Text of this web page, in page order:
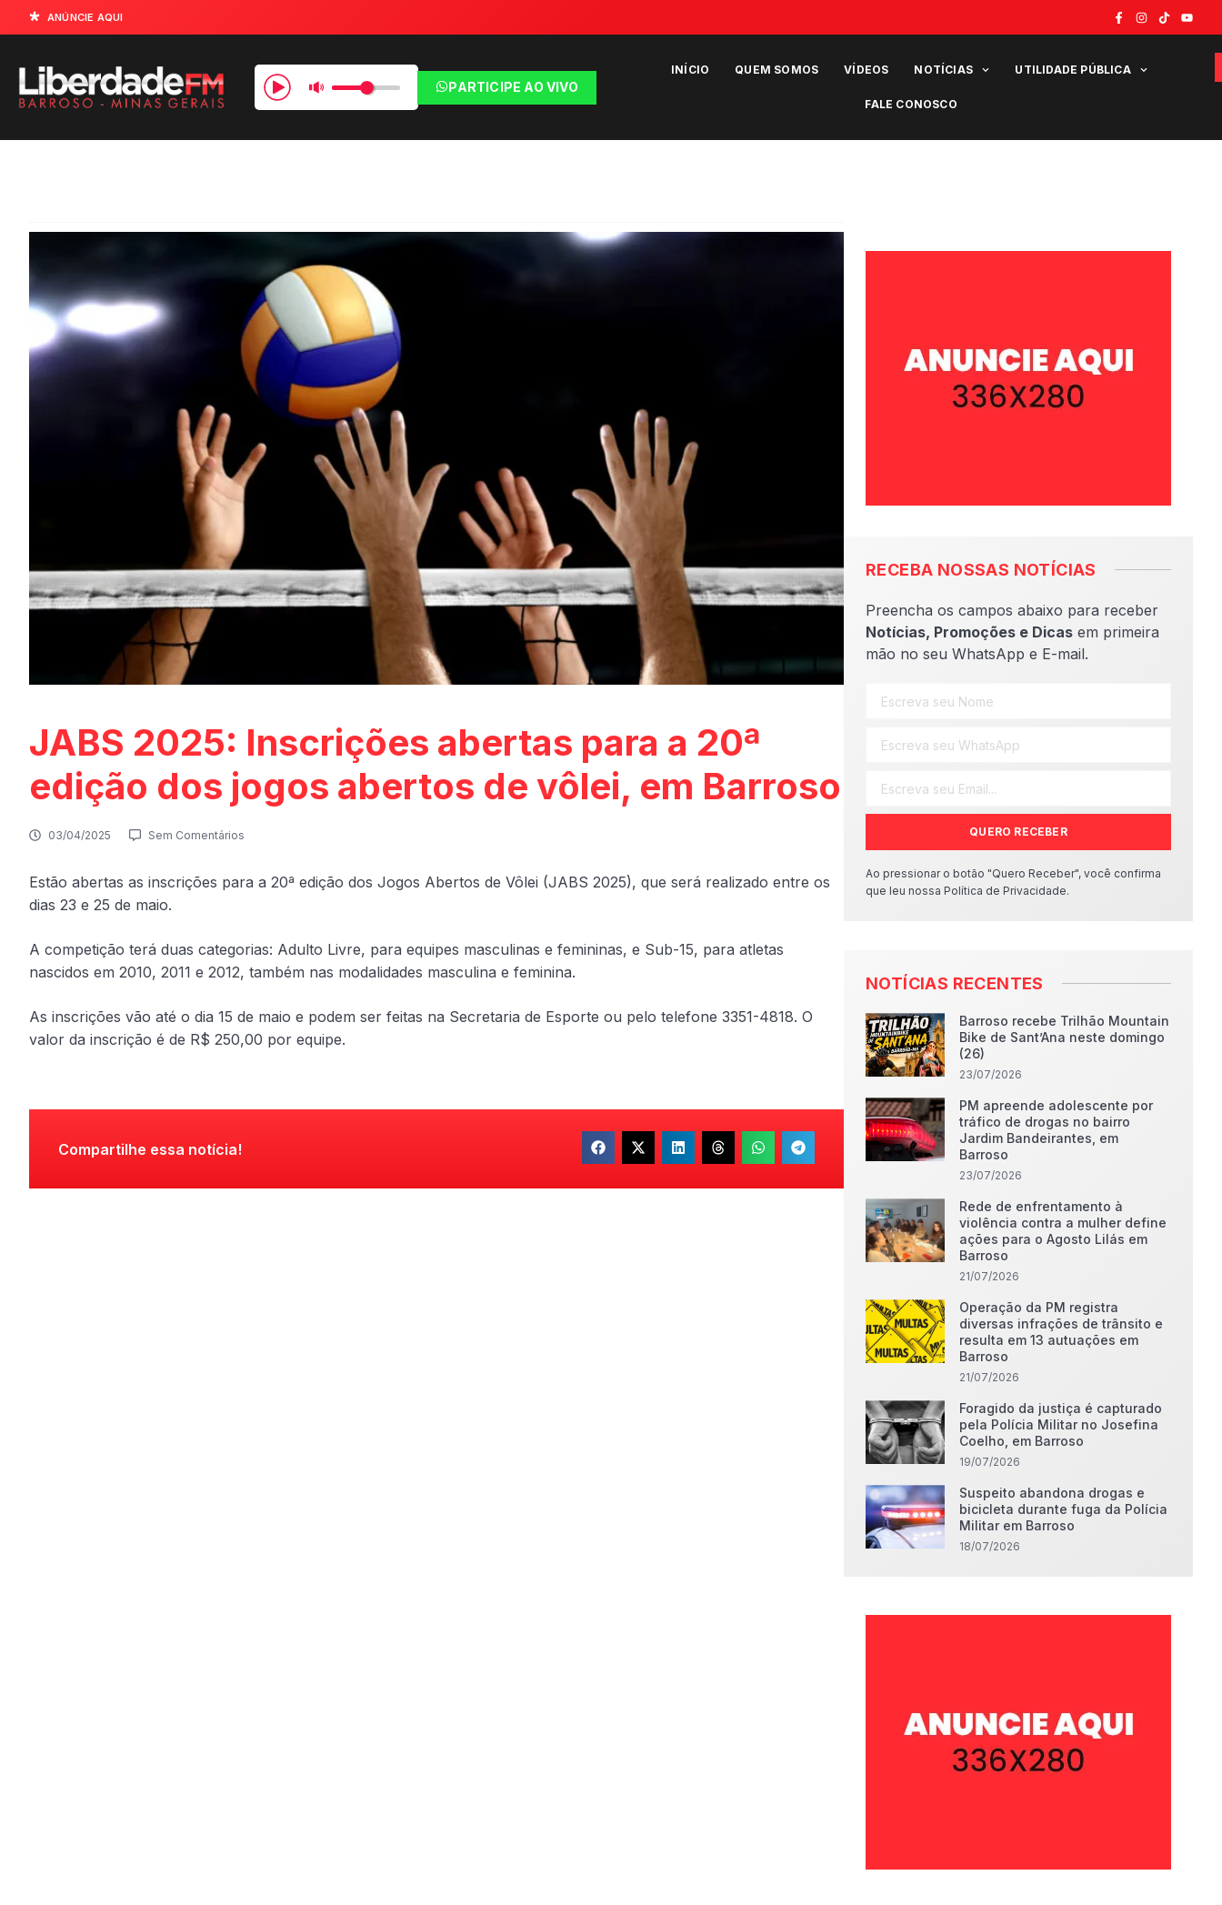
ANÚNCIE AQUI
PARTICIPE AO VIVO
INÍCIO QUEM SOMOS VÍDEOS NOTÍCIAS UTILIDADE PÚBLICA
FALE CONOSCO
JABS 2025: Inscrições abertas para a 20ª
edição dos jogos abertos de vôlei, em Barroso
03/04/2025 Sem Comentários
Estão abertas as inscrições para a 20ª edição dos Jogos Abertos de Vôlei (JABS 2025), que será realizado entre os
dias 23 e 25 de maio.
A competição terá duas categorias: Adulto Livre, para equipes masculinas e femininas, e Sub-15, para atletas
nascidos em 2010, 2011 e 2012, também nas modalidades masculina e feminina.
As inscrições vão até o dia 15 de maio e podem ser feitas na Secretaria de Esporte ou pelo telefone 3351-4818. O
valor da inscrição é de R$ 250,00 por equipe.
Compartilhe essa notícia!
RECEBA NOSSAS NOTÍCIAS
Preencha os campos abaixo para receber
Notícias, Promoções e Dicas em primeira
mão no seu WhatsApp e E-mail.
QUERO RECEBER
Ao pressionar o botão "Quero Receber", você confirma
que leu nossa Política de Privacidade.
NOTÍCIAS RECENTES
Barroso recebe Trilhão Mountain
Bike de Sant’Ana neste domingo
(26)
23/07/2026
PM apreende adolescente por
tráfico de drogas no bairro
Jardim Bandeirantes, em
Barroso
23/07/2026
Rede de enfrentamento à
violência contra a mulher define
ações para o Agosto Lilás em
Barroso
21/07/2026
Operação da PM registra
diversas infrações de trânsito e
resulta em 13 autuações em
Barroso
21/07/2026
Foragido da justiça é capturado
pela Polícia Militar no Josefina
Coelho, em Barroso
19/07/2026
Suspeito abandona drogas e
bicicleta durante fuga da Polícia
Militar em Barroso
18/07/2026